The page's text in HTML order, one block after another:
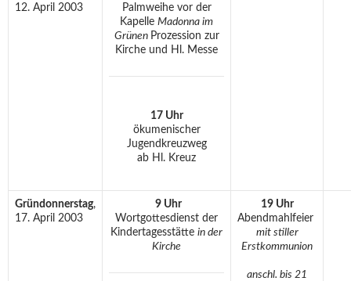
12. April 2003
Palmweihe vor der
Kapelle Madonna im
Grünen Prozession zur
Kirche und Hl. Messe
17 Uhr
ökumenischer
Jugendkreuzweg
ab Hl. Kreuz
Gründonnerstag,
17. April 2003
9 Uhr
Wortgottesdienst der
Kindertagesstätte in der
Kirche
19 Uhr
Abendmahlfeier
mit stiller
Erstkommunion
anschl. bis 21